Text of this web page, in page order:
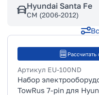
Hyundai Santa Fe
CM (2006-2012)
Артикул EU-100ND
Набор
TowRus 7-pin для